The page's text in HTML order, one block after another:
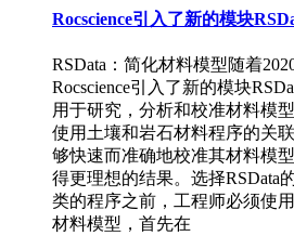
Rocscience引入了新的模块
RSData：简化材料模型随着
Rocscience引入了新的模块
用于研究，分析和校准材料模
使用土壤和岩石材料程序的关
够快速而准确地校准其材料模
得更理想的结果。选择RSData
类的程序之前，工程师必须使
材料模型，首先在